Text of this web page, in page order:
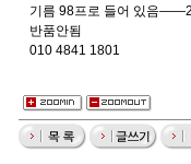
기름 98프로 들어 있음
반품안됨
010 4841 1801